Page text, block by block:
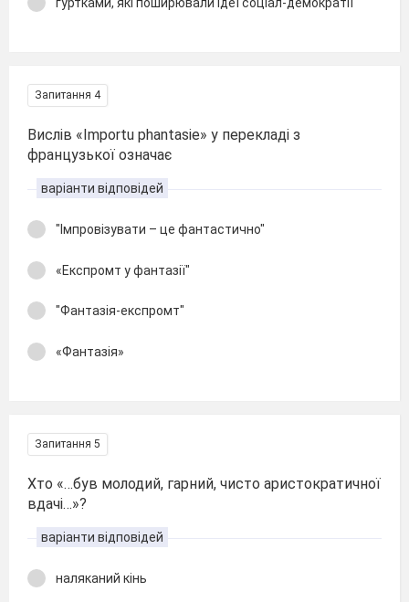
Запитання 4
Вислів «Importu phantasie» у перекладі з
французької означає
варіанти відповідей
"Імпровізувати – це фантастично"
«Експромт у фантазії"
"Фантазія-експромт"
«Фантазія»
Запитання 5
Хто «…був молодий, гарний, чисто аристократичної
вдачі…»?
варіанти відповідей
наляканий кінь